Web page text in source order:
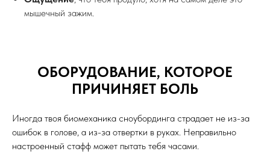
мышечный зажим.